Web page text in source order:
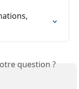
question ?